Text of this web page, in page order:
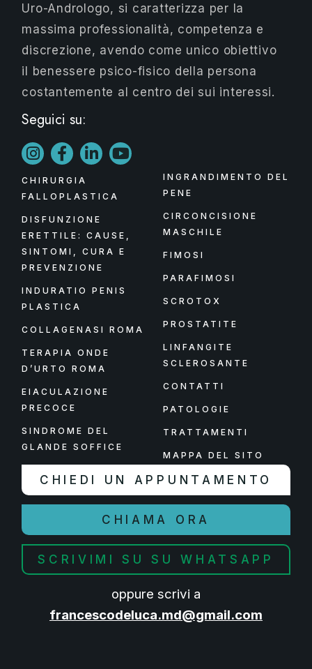
Uro-Andrologo, si caratterizza per la
massima professionalità, competenza e
discrezione, avendo come unico obiettivo
il benessere psico-fisico della persona
costantemente al centro dei sui interessi.
Seguici su:
CHIRURGIA
FALLOPLASTICA
DISFUNZIONE
ERETTILE: CAUSE,
SINTOMI, CURA E
PREVENZIONE
INDURATIO PENIS
PLASTICA
COLLAGENASI ROMA
TERAPIA ONDE
D’URTO ROMA
EIACULAZIONE
PRECOCE
SINDROME DEL
GLANDE SOFFICE
INGRANDIMENTO DEL
PENE
CIRCONCISIONE
MASCHILE
FIMOSI
PARAFIMOSI
SCROTOX
PROSTATITE
LINFANGITE
SCLEROSANTE
CONTATTI
PATOLOGIE
TRATTAMENTI
MAPPA DEL SITO
CHIEDI UN APPUNTAMENTO
CHIAMA ORA
SCRIVIMI SU SU WHATSAPP
oppure scrivi a
francescodeluca.md@gmail.com